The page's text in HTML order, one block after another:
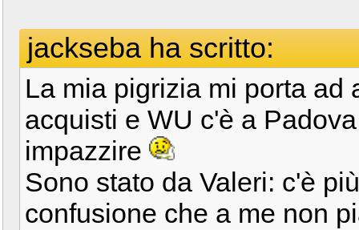
jackseba ha scritto:
La mia pigrizia mi porta ad
acquisti e WU c'è a
impazzire
Sono stato da Valeri: c'è
confusione che a me non